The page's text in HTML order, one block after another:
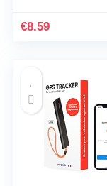
(blauw)
€8.59